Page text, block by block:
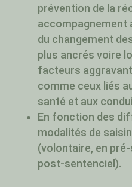
prévention de la
accompagnement
du changement
plus ancrés voire
facteurs
comme ceux liés
santé et aux
En fonction des
modalités de
(volontaire, en
post-sentenciel).